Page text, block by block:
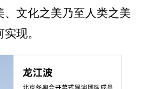
文化之美乃至人类之美
现。